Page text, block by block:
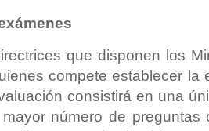
que disponen los
compete establecer la
consistirá en una
número de